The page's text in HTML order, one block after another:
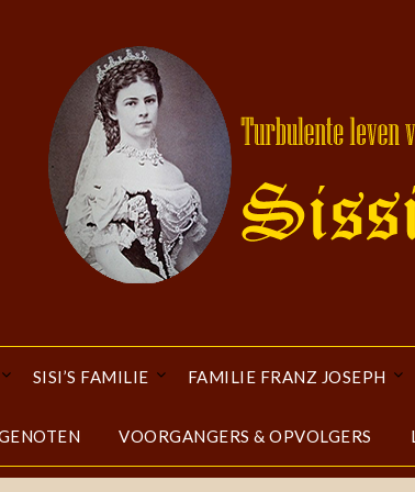
SISI’S FAMILIE FAMILIE FRANZ JOSEPH
VOORGANGERS & OPVOLGERS